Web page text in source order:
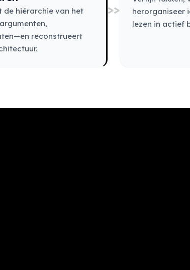
de hiërarchie van het
reconstrueert
>>
herorganiseer
lezen in actief